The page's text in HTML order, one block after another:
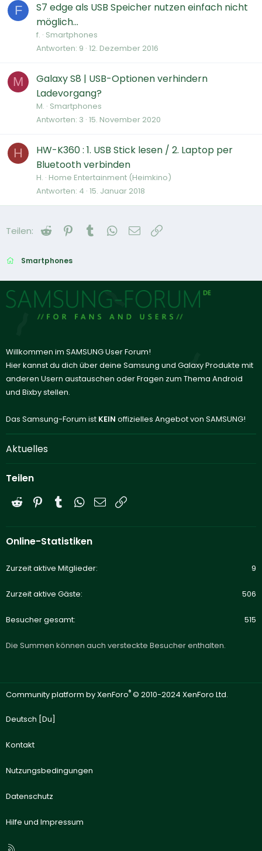
F
S7 edge als USB Speicher nutzen einfach nicht
möglich...
f. Smartphones
Antworten 9 12. Dezember 2016
M
Galaxy S8 | USB-Optionen verhindern
Ladevorgang?
M. Smartphones
Antworten 3 15. November 2020
H
HW-K360 : 1. USB Stick lesen / 2. Laptop per
Bluetooth verbinden
H. Home Entertainment (Heimkino)
Antworten 4 15. Januar 2018
Teilen: Reddit Pinterest
Tumblr WhatsApp
E-Mail
Smartphones
Willkommen im SAMSUNG User Forum!
Hier kannst du dich über deine Samsung und Galaxy Produkte mit
anderen Usern austauschen oder Fragen zum Thema Android
und Bixby stellen.
Das Samsung-Forum ist KEIN offizielles Angebot von SAMSUNG!
Aktuelles
Teilen
Reddit PinterestTumblrWhatsApp
E-Mail
Online-Statistiken
Zurzeit aktive Mitglieder 9
Zurzeit aktive Gäste 506
Besucher gesamt 515
Die Summen können auch versteckte Besucher enthalten.
Community platform by XenForo® © 2010-2024 XenForo Ltd.
Deutsch [Du]
Kontakt
Nutzungsbedingungen
Datenschutz
Hilfe und Impressum
R